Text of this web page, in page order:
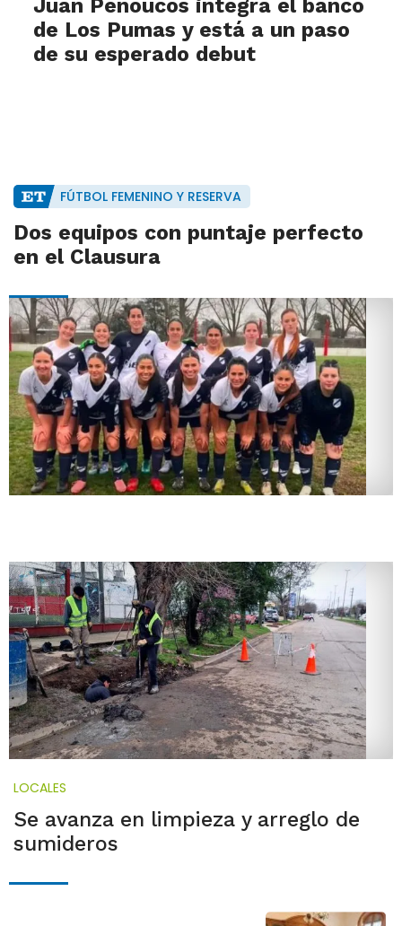
Juan Penoucos integra el banco
de Los Pumas y está a un paso
de su esperado debut
FÚTBOL FEMENINO Y RESERVA
Dos equipos con puntaje perfecto
en el Clausura
LOCALES
Se avanza en limpieza y arreglo de
sumideros